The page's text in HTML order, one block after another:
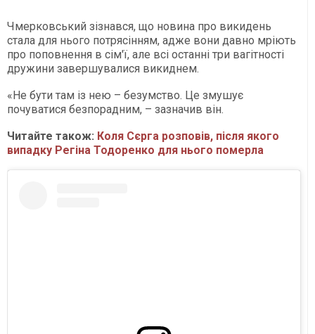
Чмерковський зізнався, що новина про викидень
стала для нього потрясінням, адже вони давно мріють
про поповнення в сім'ї, але всі останні три вагітності
дружини завершувалися викиднем.
«Не бути там із нею – безумство. Це змушує
почуватися безпорадним, – зазначив він.
Читайте також: Коля Сєрга розповів, після якого
випадку Регіна Тодоренко для нього померла